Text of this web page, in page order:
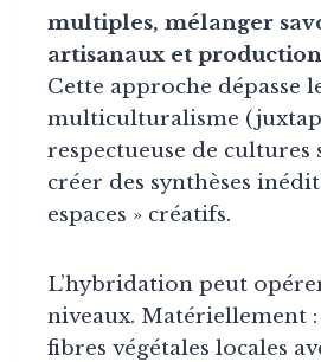
multiples, mélanger
artisanaux et
Cette approche dépasse
multiculturalisme
respectueuse de cultures
créer des synthèses
espaces » créatifs.
L’hybridation peut
niveaux. Matériellement
fibres végétales locales